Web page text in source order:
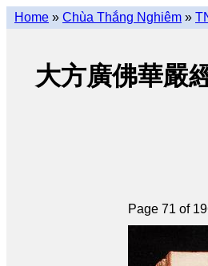
Home » Chùa Thắng Nghiêm »
大方廣佛華
Page 71 of